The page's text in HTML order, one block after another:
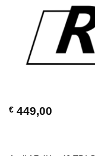
€ 449,00